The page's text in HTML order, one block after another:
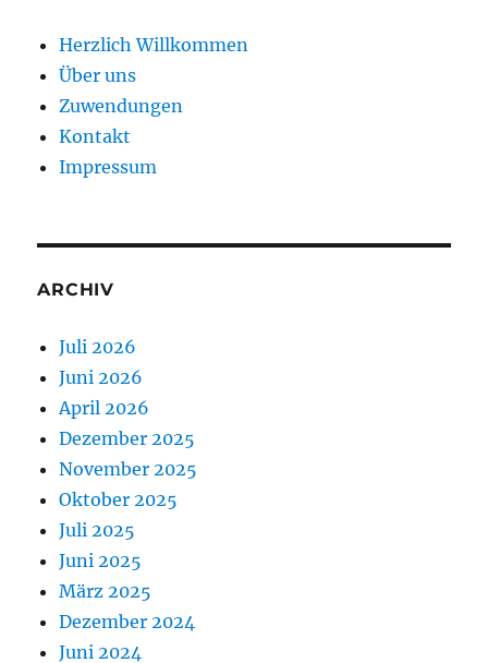
Herzlich Willkommen
Über uns
Zuwendungen
Kontakt
Impressum
ARCHIV
Juli 2026
Juni 2026
April 2026
Dezember 2025
November 2025
Oktober 2025
Juli 2025
Juni 2025
März 2025
Dezember 2024
Juni 2024